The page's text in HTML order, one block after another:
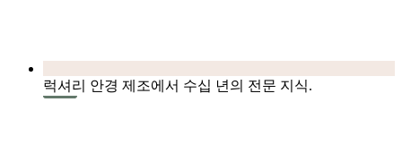
럭셔리 안경 제조에서 수십 년의 전문 지식.